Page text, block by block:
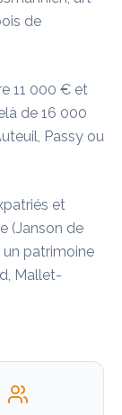
de
11 000 € et
de 16 000
Passy ou
et
(Janson de
un patrimoine
Mallet-